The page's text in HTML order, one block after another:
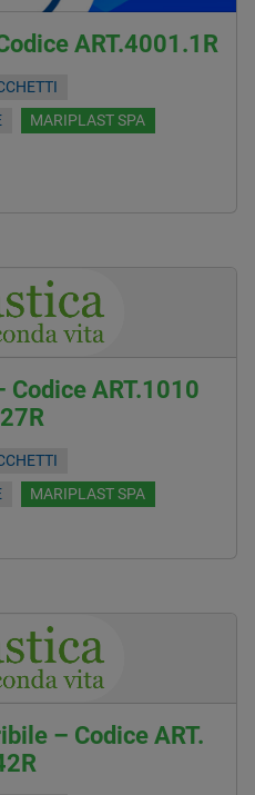
ART.4001.1R
MARIPLAST SPA
Codice ART.1010
MARIPLAST SPA
– Codice ART.